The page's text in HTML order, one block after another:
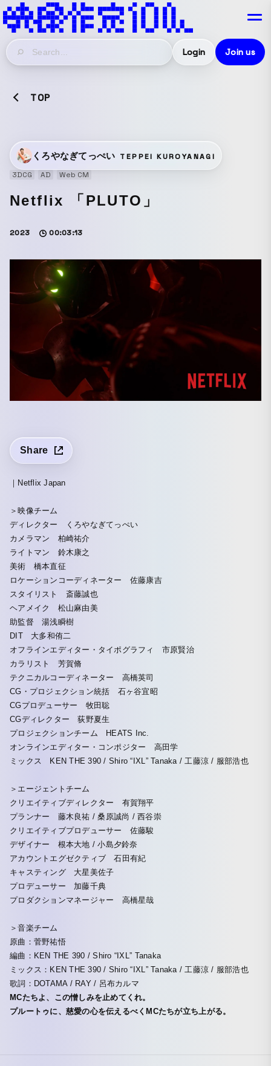
Login Join us
TOP
くろやなぎてっぺい TEPPEI KUROYANAGI
3DCG
AD Web CM
Netflix 「PLUTO」
2023 00:03:13
Share
｜Netflix Japan
＞映像チーム
ディレクター くろやなぎてっぺい
カメラマン 柏崎祐介
ライトマン 鈴木康之
美術 橋本直征
ロケーションコーディネーター 佐藤康吉
スタイリスト 斎藤誠也
ヘアメイク 松山麻由美
助監督 湯浅瞬樹
DIT 大多和侑二
オフラインエディター・タイポグラフィ 市原賢治
カラリスト 芳賀脩
テクニカルコーディネーター 高橋英司
CG・プロジェクション統括 石ヶ谷宜昭
CGプロデューサー 牧田聡
CGディレクター 荻野夏生
プロジェクションチーム HEATS Inc.
オンラインエディター・コンポジター 高田学
ミックス KEN THE 390 / Shiro “IXL” Tanaka / 工藤涼 / 服部浩也
＞エージェントチーム
クリエイティブディレクター 有賀翔平
プランナー 藤木良祐 / 桑原誠尚 / 西谷崇
クリエイティブプロデューサー 佐藤駿
デザイナー 根本大地 / 小島夕鈴奈
アカウントエグゼクティブ 石田有紀
キャスティング 大星美佐子
プロデューサー 加藤千典
プロダクションマネージャー 高橋星哉
＞音楽チーム
原曲：菅野祐悟
編曲：KEN THE 390 / Shiro “IXL” Tanaka
ミックス：KEN THE 390 / Shiro “IXL” Tanaka / 工藤涼 / 服部浩也
歌詞：DOTAMA / RAY / 呂布カルマ
MCたちよ、この憎しみを止めてくれ。
プルートゥに、慈愛の心を伝えるべくMCたちが立ち上がる。